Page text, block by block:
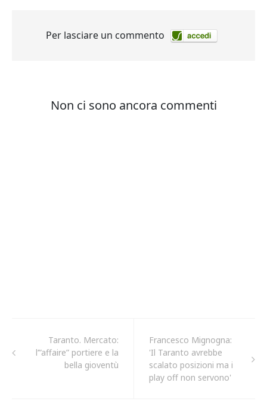
Taranto. Mercato:
l’”affaire” portiere e la
bella gioventù
Francesco Mignogna:
'Il Taranto avrebbe
scalato posizioni ma i
play off non servono'